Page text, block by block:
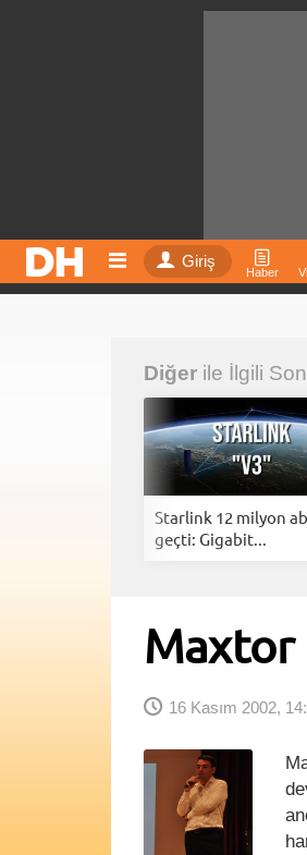
Giriş
Haber
Diğer ile İlgili
Starlink 12 milyon
geçti: Gigabit...
Maxtor
16 Kasım 2002,